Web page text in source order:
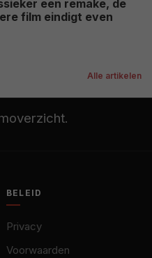
een remake, de
film eindigt even
Alle artikelen
BELEID
Privacy
Voorwaarden